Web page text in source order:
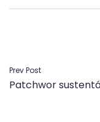
Navegação
de
Prev Post
Patchwor